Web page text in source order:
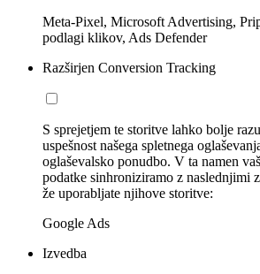
Meta-Pixel, Microsoft Advertising,
podlagi klikov, Ads Defender
Razširjen Conversion Tracking
S sprejetjem te storitve lahko bolje
uspešnost našega spletnega
oglaševalsko ponudbo. V ta namen
podatke sinhroniziramo z naslednjimi
že uporabljate njihove storitve:
Google Ads
Izvedba